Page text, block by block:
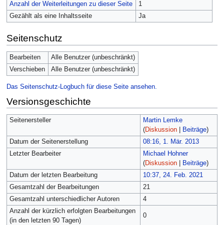
Anzahl der Weiterleitungen zu dieser Seite
1
Gezählt als eine Inhaltsseite
Ja
Seitenschutz
Bearbeiten
Alle Benutzer (unbeschränkt)
Verschieben
Alle Benutzer (unbeschränkt)
Das Seitenschutz-Logbuch für diese Seite ansehen.
Versionsgeschichte
Seitenersteller
Martin Lemke
(Diskussion| Beiträge)
Datum der Seitenerstellung
08:16, 1. Mär. 2013
Letzter Bearbeiter
Michael Hohner
(Diskussion| Beiträge)
Datum der letzten Bearbeitung
10:37, 24. Feb. 2021
Gesamtzahl der Bearbeitungen
21
Gesamtzahl unterschiedlicher Autoren
4
Anzahl der kürzlich erfolgten Bearbeitungen
(in den letzten 90 Tagen)
0